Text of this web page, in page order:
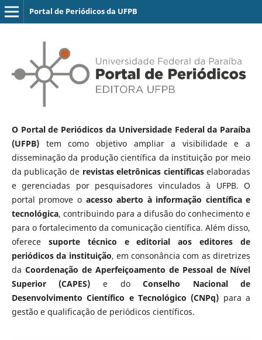
Portal de Periódicos da UFPB
O Portal de Periódicos da Universidade Federal da Paraíba
(UFPB)tem como objetivo ampliar a visibilidade e a
disseminação da produção científica da instituição por meio
da publicação de revistas eletrônicas científicaselaboradas
e gerenciadas por pesquisadores vinculados à UFPB. O
portal promove o acesso aberto à informação científica e
tecnológica, contribuindo para a difusão do conhecimento e
para o fortalecimento da comunicação científica. Além disso,
oferece suporte técnico e editorial aos editores de
periódicos da instituição, em consonância com as diretrizes
da Coordenação de Aperfeiçoamento de Pessoal de Nível
Superior (CAPES) e doConselho Nacional de
Desenvolvimento Científico e Tecnológico (CNPq) para a
gestão e qualificação de periódicos científicos.